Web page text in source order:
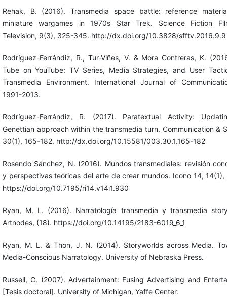
Rehak, B. (2016). Transmedia space battle: reference
miniature wargames in 1970s Star Trek. Science Fiction
Television, 9(3), 325-345. http://dx.doi.org/10.3828/sfftv.2016.9.9
Rodríguez-Ferrándiz, R., Tur-Viñes, V. & Mora Contreras, K.
Tube on YouTube: TV Series, Media Strategies, and User
Transmedia Environment. International Journal of
1991-2013.
Rodríguez-Ferrándiz, R. (2017). Paratextual Activity:
Genettian approach within the transmedia turn. Communication &
30(1), 165-182. http://dx.doi.org/10.15581/003.30.1.165-182
Rosendo Sánchez, N. (2016). Mundos transmediales: revisión
y perspectivas teóricas del arte de crear mundos. Icono 14,
https://doi.org/10.7195/ri14.v14i1.930
Ryan, M. L. (2016). Narratología transmedia y transmedia
Artnodes, (18). https://doi.org/10.14195/2183-6019_6_1
Ryan, M. L. & Thon, J. N. (2014). Storyworlds across Media.
Media-Conscious Narratology. University of Nebraska Press.
Russell, C. (2007). Advertainment: Fusing Advertising and
[Tesis doctoral]. University of Michigan, Yaffe Center.